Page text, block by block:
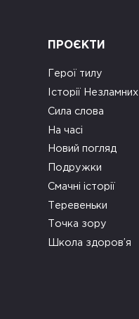
ПРОЄКТИ
Герої тилу
Історії Незламних
Сила слова
На часі
Новий погляд
Подружки
Смачні історії
Теревеньки
Точка зору
Школа здоров’я